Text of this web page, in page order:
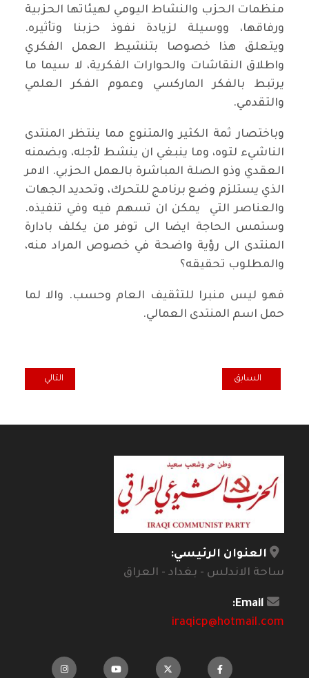
منظمات الحزب والنشاط اليومي لهيئاتها الحزبية
ورفاقها، ووسيلة لزيادة نفوذ حزبنا وتأثيره.
ويتعلق هذا خصوصا بتنشيط العمل الفكري
واطلاق النقاشات والحوارات الفكرية، لا سيما ما
يرتبط بالفكر الماركسي وعموم الفكر العلمي
والتقدمي.
وباختصار ثمة الكثير والمتنوع مما ينتظر المنتدى
الناشيء لتوه، وما ينبغي ان ينشط لأجله، وبضمنه
العقدي وذو الصلة المباشرة بالعمل الحزبي. الامر
الذي يستلزم وضع برنامج للتحرك، وتحديد الجهات
والعناصر التي يمكن ان تسهم فيه وفي تنفيذه.
وستمس الحاجة ايضا الى توفر من يكلف بادارة
المنتدى الى رؤية واضحة في خصوص المراد منه،
والمطلوب تحقيقه؟
فهو ليس منبرا للتثقيف العام وحسب. والا لما
حمل اسم المنتدى العمالي.
المقال السابق: اللجنة المركزية للحزب الشيوعي العراقي تعقد اجتماعا
السابق المقال التالي:
التالي
العنوان الرئيسي:
ساحة الاندلس - بغداد - العراق
Email:
iraqicp@hotmail.com